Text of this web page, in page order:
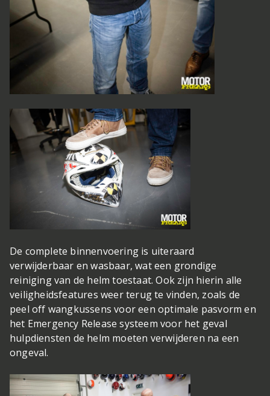
De complete binnenvoering is uiteraard
verwijderbaar en wasbaar, wat een grondige
reiniging van de helm toestaat. Ook zijn hierin alle
veiligheidsfeatures weer terug te vinden, zoals de
peel off wangkussens voor een optimale pasvorm en
het Emergency Release systeem voor het geval
hulpdiensten de helm moeten verwijderen na een
ongeval.